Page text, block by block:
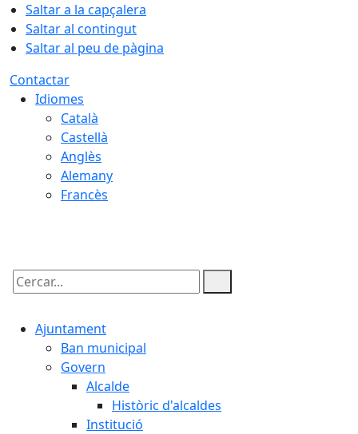
Saltar a la capçalera
Saltar al contingut
Saltar al peu de pàgina
Contactar
Idiomes
Català
Castellà
Anglès
Alemany
Francès
Cercar:
Ajuntament
Ban municipal
Govern
Alcalde
Històric d'alcaldes
Institució